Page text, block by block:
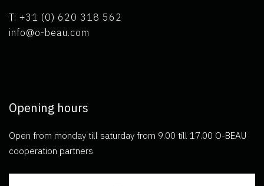
T: +31 (0) 620 318 562
info@o-beau.com
Opening hours
Open from monday till saturday from 9.00 till 17.00 O-BEAU
cooperation partners